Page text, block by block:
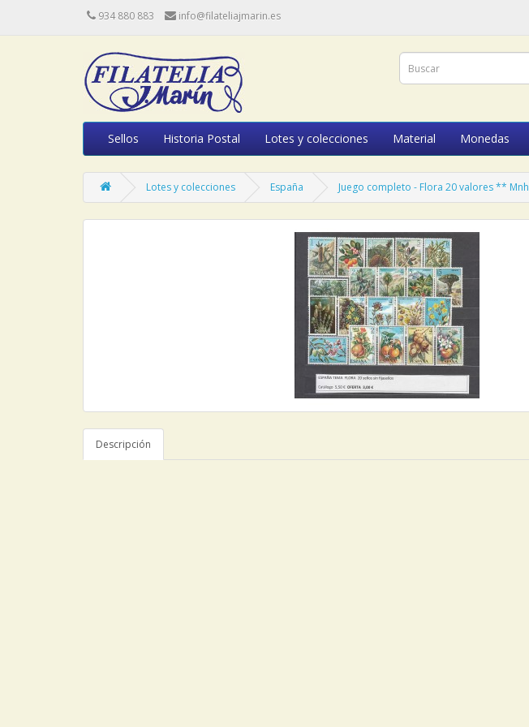
934 880 883 info@filateliajmarin.es
Sellos Historia Postal Lotes y colecciones Material Monedas
Lotes y colecciones España Juego completo - Flora 20 valores ** Mnh
Descripción